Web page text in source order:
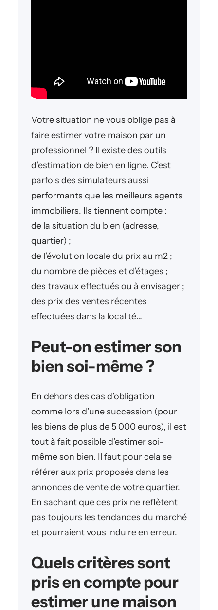
Votre situation ne vous oblige pas à
faire estimer votre maison par un
professionnel ? Il existe des outils
d’estimation de bien en ligne. C’est
parfois des simulateurs aussi
performants que les meilleurs agents
immobiliers. Ils tiennent compte :
de la situation du bien (adresse,
quartier) ;
de l’évolution locale du prix au m2 ;
du nombre de pièces et d’étages ;
des travaux effectués ou à envisager ;
des prix des ventes récentes
effectuées dans la localité…
Peut-on estimer son
bien soi-même ?
En dehors des cas d’obligation
comme lors d’une succession (pour
les biens de plus de 5 000 euros), il est
tout à fait possible d’estimer soi-
même son bien. Il faut pour cela se
référer aux prix proposés dans les
annonces de vente de votre quartier.
En sachant que ces prix ne reflètent
pas toujours les tendances du marché
et pourraient vous induire en erreur.
Quels critères sont
pris en compte pour
estimer une maison